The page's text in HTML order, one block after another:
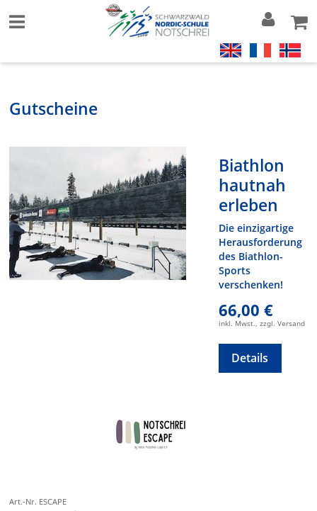
Gutscheine
Biathlon
hautnah
erleben
Die einzigartige
Herausforderung
des Biathlon-
Sports
verschenken!
66,00 €
inkl. Mwst., zzgl. Versand
Details
Art.-Nr. ESCAPE